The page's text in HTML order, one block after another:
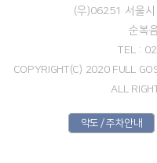
(우)06251 서울
순복
TEL :
COPYRIGHT(C) 2020 FULL
ALL
약도 / 주차안내